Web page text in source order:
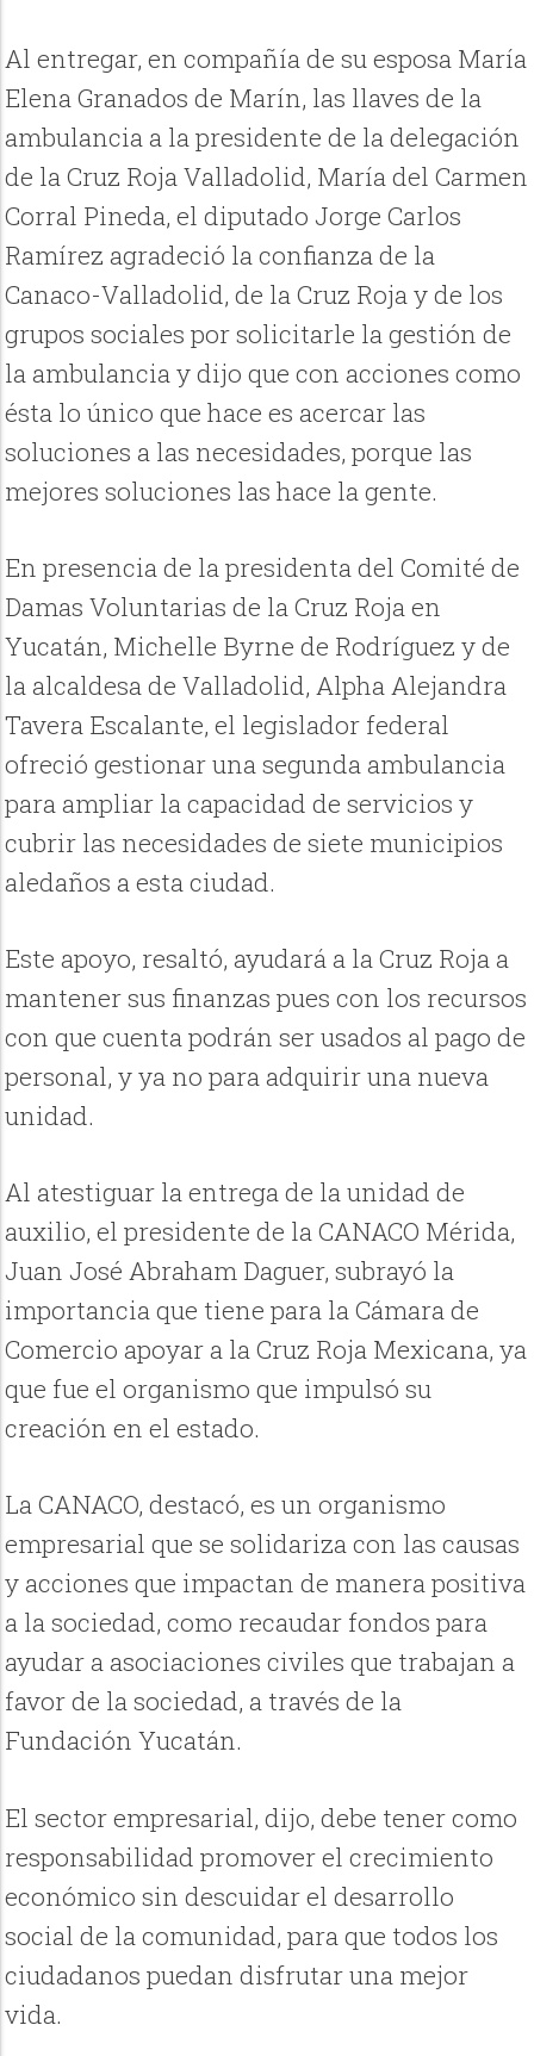
Al entregar, en compañía de su esposa María
Elena Granados de Marín, las llaves de la
ambulancia a la presidente de la delegación
de la Cruz Roja Valladolid, María del Carmen
Corral Pineda, el diputado Jorge Carlos
Ramírez agradeció la confianza de la
Canaco-Valladolid, de la Cruz Roja y de los
grupos sociales por solicitarle la gestión de
la ambulancia y dijo que con acciones como
ésta lo único que hace es acercar las
soluciones a las necesidades, porque las
mejores soluciones las hace la gente.
En presencia de la presidenta del Comité de
Damas Voluntarias de la Cruz Roja en
Yucatán, Michelle Byrne de Rodríguez y de
la alcaldesa de Valladolid, Alpha Alejandra
Tavera Escalante, el legislador federal
ofreció gestionar una segunda ambulancia
para ampliar la capacidad de servicios y
cubrir las necesidades de siete municipios
aledaños a esta ciudad.
Este apoyo, resaltó, ayudará a la Cruz Roja a
mantener sus finanzas pues con los recursos
con que cuenta podrán ser usados al pago de
personal, y ya no para adquirir una nueva
unidad.
Al atestiguar la entrega de la unidad de
auxilio, el presidente de la CANACO Mérida,
Juan José Abraham Daguer, subrayó la
importancia que tiene para la Cámara de
Comercio apoyar a la Cruz Roja Mexicana, ya
que fue el organismo que impulsó su
creación en el estado.
La CANACO, destacó, es un organismo
empresarial que se solidariza con las causas
y acciones que impactan de manera positiva
a la sociedad, como recaudar fondos para
ayudar a asociaciones civiles que trabajan a
favor de la sociedad, a través de la
Fundación Yucatán.
El sector empresarial, dijo, debe tener como
responsabilidad promover el crecimiento
económico sin descuidar el desarrollo
social de la comunidad, para que todos los
ciudadanos puedan disfrutar una mejor
vida.